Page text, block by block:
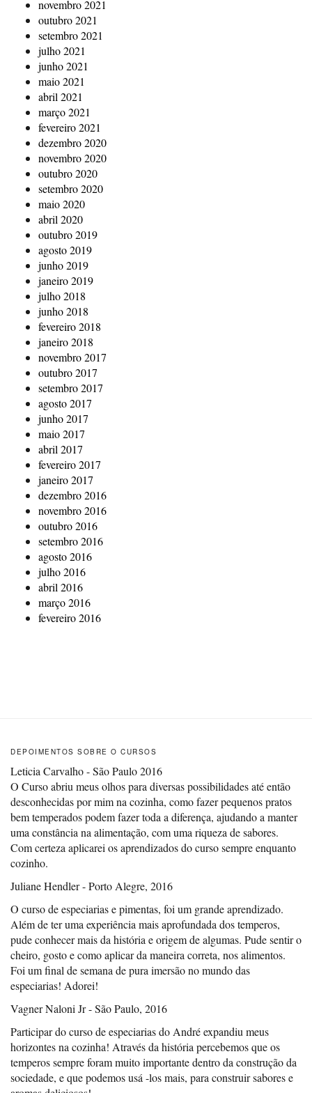
novembro 2021
outubro 2021
setembro 2021
julho 2021
junho 2021
maio 2021
abril 2021
março 2021
fevereiro 2021
dezembro 2020
novembro 2020
outubro 2020
setembro 2020
maio 2020
abril 2020
outubro 2019
agosto 2019
junho 2019
janeiro 2019
julho 2018
junho 2018
fevereiro 2018
janeiro 2018
novembro 2017
outubro 2017
setembro 2017
agosto 2017
junho 2017
maio 2017
abril 2017
fevereiro 2017
janeiro 2017
dezembro 2016
novembro 2016
outubro 2016
setembro 2016
agosto 2016
julho 2016
abril 2016
março 2016
fevereiro 2016
DEPOIMENTOS SOBRE O CURSOS
Leticia Carvalho - São Paulo 2016
O Curso abriu meus olhos para diversas possibilidades até então
desconhecidas por mim na cozinha, como fazer pequenos pratos
bem temperados podem fazer toda a diferença, ajudando a manter
uma constância na alimentação, com uma riqueza de sabores.
Com certeza aplicarei os aprendizados do curso sempre enquanto
cozinho.
Juliane Hendler - Porto Alegre, 2016
O curso de especiarias e pimentas, foi um grande aprendizado.
Além de ter uma experiência mais aprofundada dos temperos,
pude conhecer mais da história e origem de algumas. Pude sentir o
cheiro, gosto e como aplicar da maneira correta, nos alimentos.
Foi um final de semana de pura imersão no mundo das
especiarias! Adorei!
Vagner Naloni Jr - São Paulo, 2016
Participar do curso de especiarias do André expandiu meus
horizontes na cozinha! Através da história percebemos que os
temperos sempre foram muito importante dentro da construção da
sociedade, e que podemos usá -los mais, para construir sabores e